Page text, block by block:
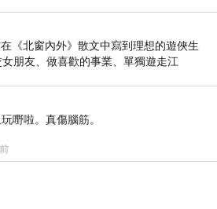
《北窗內外》散文中寫到理想的遊俠生
朋友、做喜歡的事業、單獨遊走江
嘢啦。真傷腦筋。